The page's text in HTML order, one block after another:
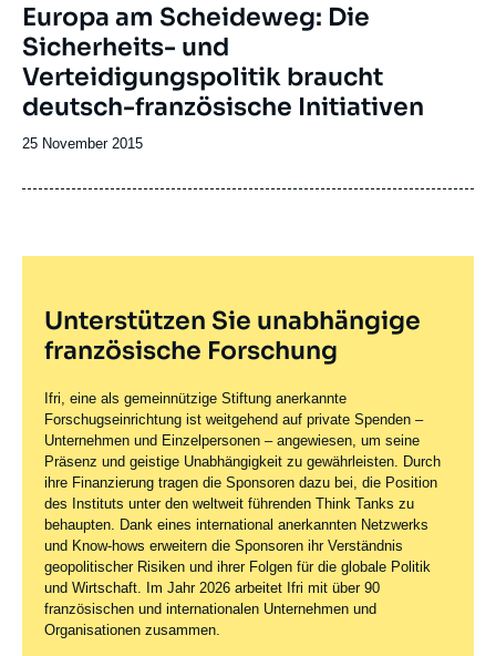
Image
principale
Europa am Scheideweg: Die
Sicherheits- und
Verteidigungspolitik braucht
deutsch-französische Initiativen
Date
publication
25 November 2015
Unterstützen Sie unabhängige
französische Forschung
Ifri, eine als gemeinnützige Stiftung anerkannte
Forschugseinrichtung ist weitgehend auf private Spenden –
Unternehmen und Einzelpersonen – angewiesen, um seine
Präsenz und geistige Unabhängigkeit zu gewährleisten. Durch
ihre Finanzierung tragen die Sponsoren dazu bei, die Position
des Instituts unter den weltweit führenden Think Tanks zu
behaupten. Dank eines international anerkannten Netzwerks
und Know-hows erweitern die Sponsoren ihr Verständnis
geopolitischer Risiken und ihrer Folgen für die globale Politik
und Wirtschaft. Im Jahr 2026 arbeitet Ifri mit über 90
französischen und internationalen Unternehmen und
Organisationen zusammen.